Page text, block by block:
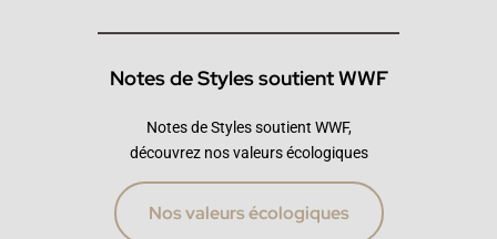
Notes de Styles soutient WWF
Notes de Styles soutient WWF,
découvrez nos valeurs écologiques
Nos valeurs écologiques